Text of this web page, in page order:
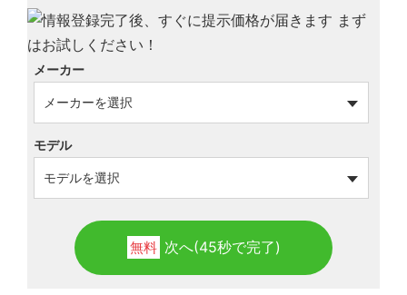
メーカー
モデル
無料 次へ(45秒で完了)